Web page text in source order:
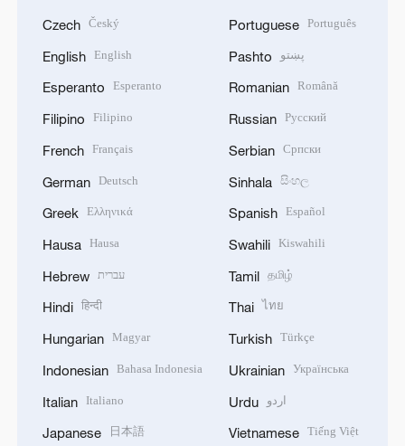
Czech Český
English English
Esperanto Esperanto
Filipino Filipino
French Français
German Deutsch
Greek Ελληνικά
Hausa Hausa
Hebrew עברית
Hindi हिन्दी
Hungarian Magyar
Indonesian Bahasa Indonesia
Italian Italiano
Japanese 日本語
Portuguese Português
Pashto پښتو
Romanian Română
Russian Русский
Serbian Српски
Sinhala සිංහල
Spanish Español
Swahili Kiswahili
Tamil தமிழ்
Thai ไทย
Turkish Türkçe
Ukrainian Українська
Urdu اردو
Vietnamese Tiếng Việt